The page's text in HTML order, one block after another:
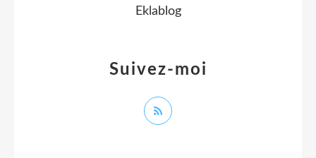
Suivez-moi
Eklablog